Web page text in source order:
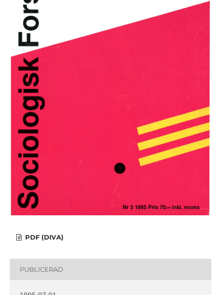
PDF (DIVA)
PUBLICERAD